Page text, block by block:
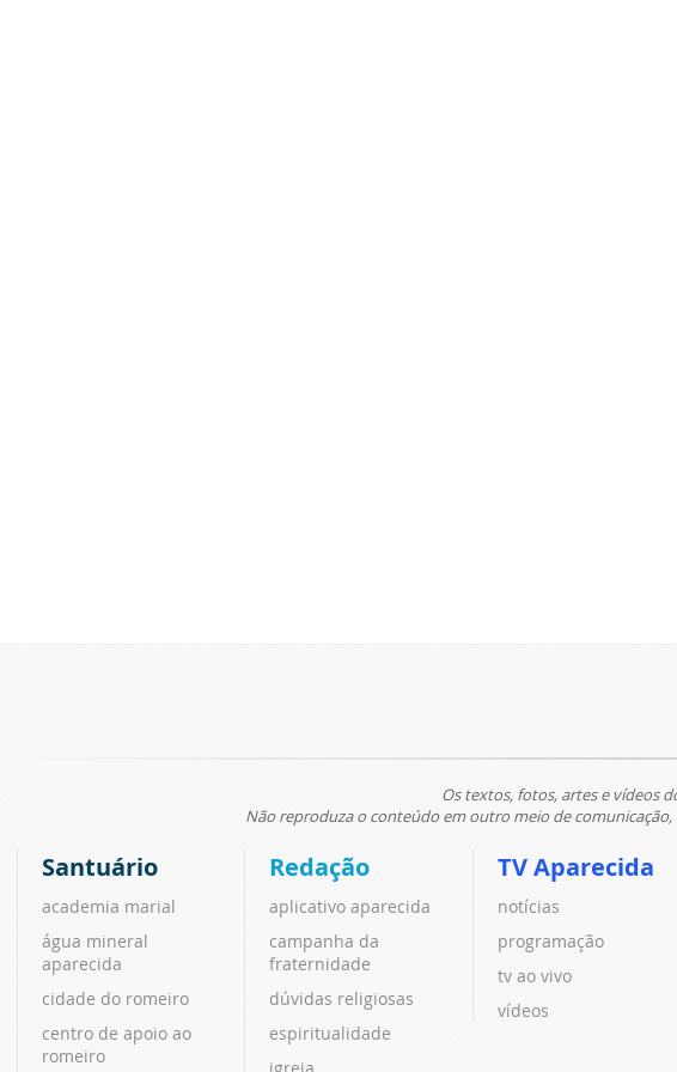
Os textos, fotos, artes e vídeos
Não reproduza o conteúdo em outro meio de
Santuário
academia marial
água mineral
aparecida
cidade do romeiro
centro de apoio ao
romeiro
Redação
aplicativo aparecida
campanha da
fraternidade
dúvidas religiosas
espiritualidade
igreja
TV Aparecida
notícias
programação
tv ao vivo
vídeos